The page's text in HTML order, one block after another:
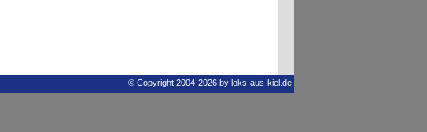
© Copyright 2004-2026 by loks-aus-kiel.de